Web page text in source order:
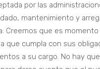
por las
mantenimiento y
Creemos que es momento
que cumpla con sus
a su cargo. No hay